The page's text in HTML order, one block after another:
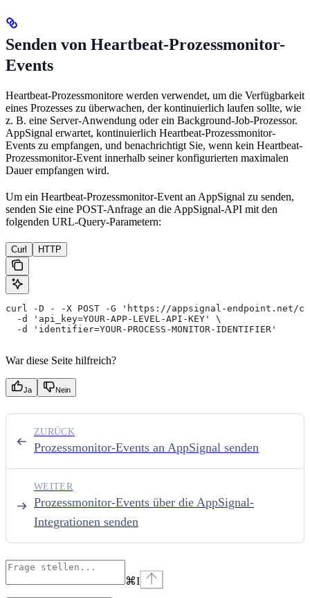
Senden von Heartbeat-Prozessmonitor-
Events
Heartbeat-Prozessmonitore werden verwendet, um die Verfügbarkeit
eines Prozesses zu überwachen, der kontinuierlich laufen sollte, wie
z. B. eine Server-Anwendung oder ein Background-Job-Prozessor.
AppSignal erwartet, kontinuierlich Heartbeat-Prozessmonitor-
Events zu empfangen, und benachrichtigt Sie, wenn kein Heartbeat-
Prozessmonitor-Event innerhalb seiner konfigurierten maximalen
Dauer empfangen wird.
Um ein Heartbeat-Prozessmonitor-Event an AppSignal zu senden,
senden Sie eine POST-Anfrage an die AppSignal-API mit den
folgenden URL-Query-Parametern:
Curl HTTP
curl -D - -X POST -G 'https://appsignal-endpoint.net/
  -d 'api_key=YOUR-APP-LEVEL-API-KEY' \
  -d 'identifier=YOUR-PROCESS-MONITOR-IDENTIFIER'
War diese Seite hilfreich?
Ja Nein
Prozessmonitor-Events an AppSignal senden
ZURÜCK
Prozessmonitor-Events über die AppSignal-
Integrationen senden
WEITER
⌘I